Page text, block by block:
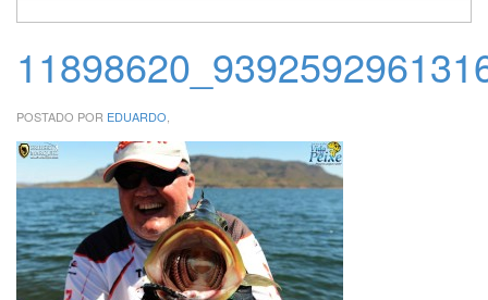
POSTADO POR EDUARDO,